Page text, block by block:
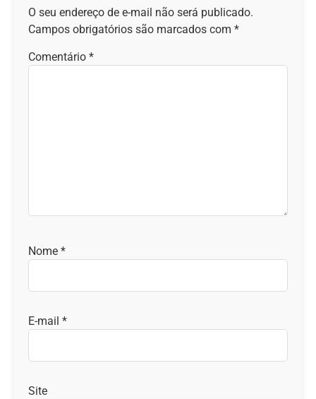
O seu endereço de e-mail não será publicado.
Campos obrigatórios são marcados com *
Comentário *
Nome *
E-mail *
Site